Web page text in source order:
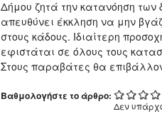
Δήμου ζητά την κατανόηση των
απευθύνει έκκληση να μην
στους κάδους. Ιδιαίτερη
εφιστάται σε όλους τους
Στους παραβάτες θα
Βαθμολογήστε το άρθρο:
Δεν